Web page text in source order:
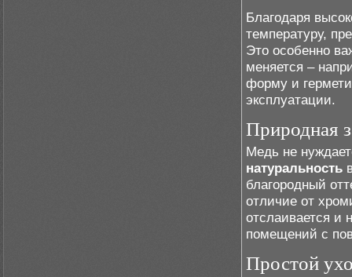
Благодаря
температуру,
Это особенно
меняется –
форму и
эксплуатации.
Природная
Медь не
натуральность
благородный
отличие от
отслаивается и
помещений с
Простой